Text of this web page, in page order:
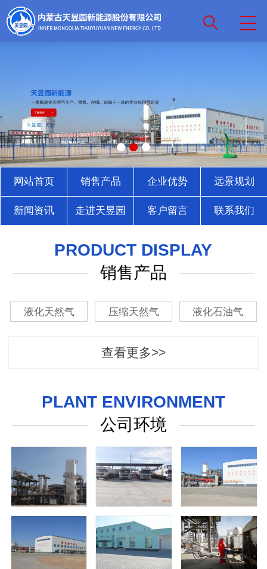
网站首页 销售产品 企业优势 远景规划
新闻资讯 走进天昱园 客户留言 联系我们
PRODUCT DISPLAY
销售产品
液化天然气 压缩天然气 液化石油气
查看更多>>
PLANT ENVIRONMENT
公司环境